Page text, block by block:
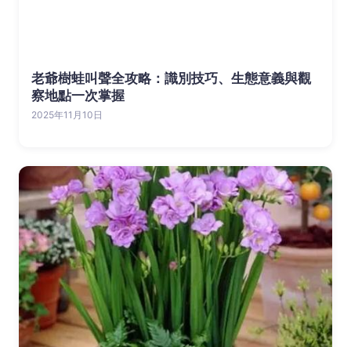
老爺樹蛙叫聲全攻略：識別技巧、生態意義與觀
察地點一次掌握
2025年11月10日